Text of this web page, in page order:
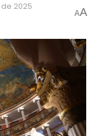
2025
AA